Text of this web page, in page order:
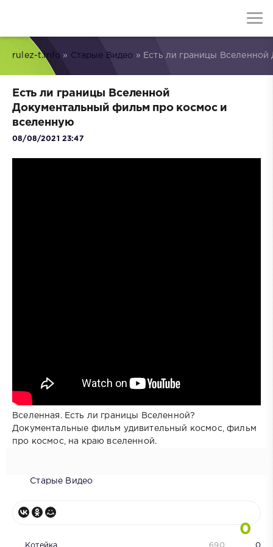
rulez-t.info » Старые Видео » Есть ли границы
Есть ли границы Вселенной
Документальный фильм про космос и
вселенную
08/08/2021 23:47
Вселенная. Есть ли границы Вселенной?
Документальные фильм удивительный космос, фильм
про космос, на краю вселенной.
Старые Видео
0
Котейка 0
690